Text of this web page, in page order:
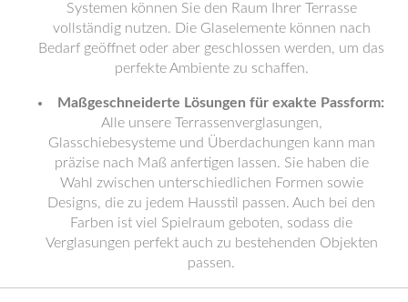
Systemen können Sie den Raum Ihrer Terrasse
vollständig nutzen. Die Glaselemente können nach
Bedarf geöffnet oder aber geschlossen werden, um das
perfekte Ambiente zu schaffen.
Maßgeschneiderte Lösungen für exakte Passform:
Alle unsere Terrassenverglasungen,
Glasschiebesysteme und Überdachungen kann man
präzise nach Maß anfertigen lassen. Sie haben die
Wahl zwischen unterschiedlichen Formen sowie
Designs, die zu jedem Hausstil passen. Auch bei den
Farben ist viel Spielraum geboten, sodass die
Verglasungen perfekt auch zu bestehenden Objekten
passen.